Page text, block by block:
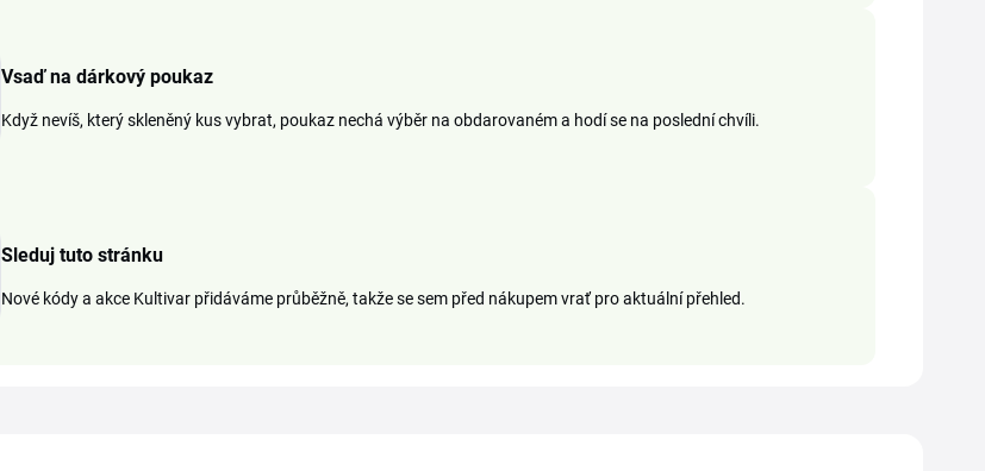
Vsaď na dárkový poukaz
Když nevíš, který skleněný kus vybrat, poukaz nechá výběr na obdarovaném a hodí se na poslední chvíli.
Sleduj tuto stránku
Nové kódy a akce Kultivar přidáváme průběžně, takže se sem před nákupem vrať pro aktuální přehled.